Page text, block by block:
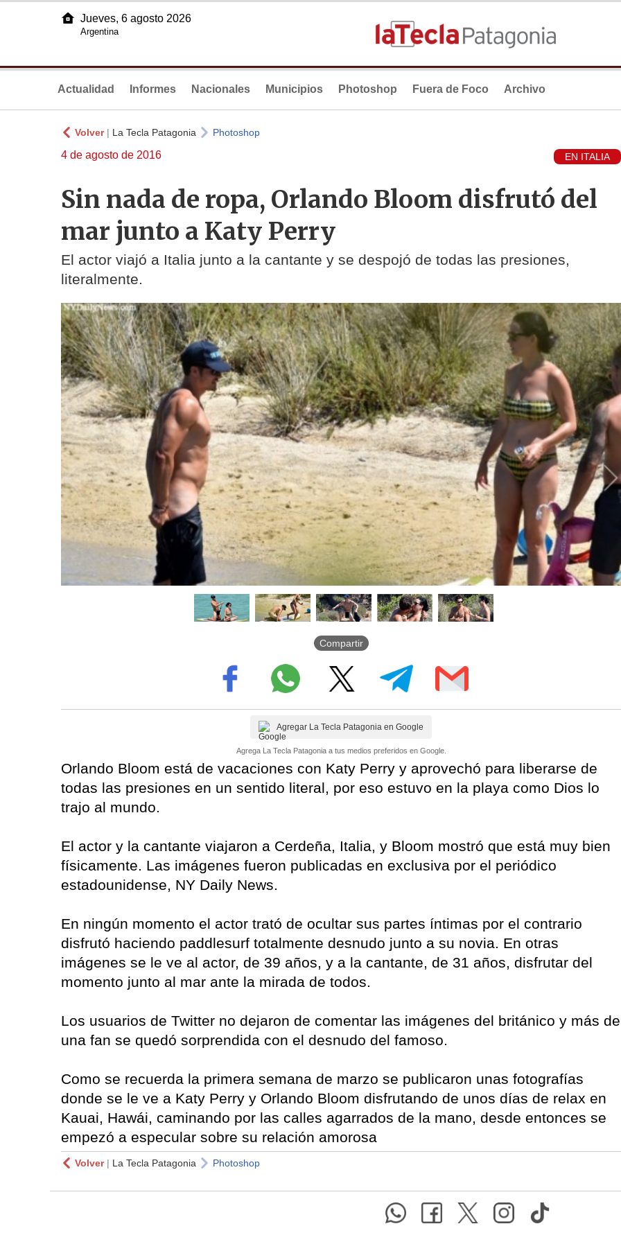
Jueves, 6 agosto 2026
Argentina
Actualidad Informes Nacionales Municipios Photoshop Fuera de Foco Archivo
Volver| La Tecla Patagonia Photoshop
4 de agosto de 2016 EN ITALIA
Sin nada de ropa, Orlando Bloom disfrutó del
mar junto a Katy Perry
El actor viajó a Italia junto a la cantante y se despojó de todas las presiones,
literalmente.
Compartir
Agregar La Tecla Patagonia en Google
Agrega La Tecla Patagonia a tus medios preferidos en Google.
Orlando Bloom está de vacaciones con Katy Perry y aprovechó para liberarse de
todas las presiones en un sentido literal, por eso estuvo en la playa como Dios lo
trajo al mundo.
El actor y la cantante viajaron a Cerdeña, Italia, y Bloom mostró que está muy bien
físicamente. Las imágenes fueron publicadas en exclusiva por el periódico
estadounidense, NY Daily News.
En ningún momento el actor trató de ocultar sus partes íntimas por el contrario
disfrutó haciendo paddlesurf totalmente desnudo junto a su novia. En otras
imágenes se le ve al actor, de 39 años, y a la cantante, de 31 años, disfrutar del
momento junto al mar ante la mirada de todos.
Los usuarios de Twitter no dejaron de comentar las imágenes del británico y más de
una fan se quedó sorprendida con el desnudo del famoso.
Como se recuerda la primera semana de marzo se publicaron unas fotografías
donde se le ve a Katy Perry y Orlando Bloom disfrutando de unos días de relax en
Kauai, Hawái, caminando por las calles agarrados de la mano, desde entonces se
empezó a especular sobre su relación amorosa
Volver| La Tecla Patagonia Photoshop